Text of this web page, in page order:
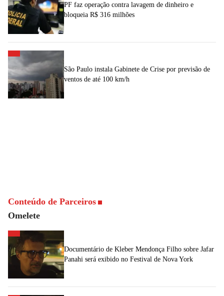
PF faz operação contra lavagem de dinheiro e
bloqueia R$ 316 milhões
São Paulo instala Gabinete de Crise por previsão de
ventos de até 100 km/h
Conteúdo de Parceiros
Omelete
Documentário de Kleber Mendonça Filho sobre Jafar
Panahi será exibido no Festival de Nova York